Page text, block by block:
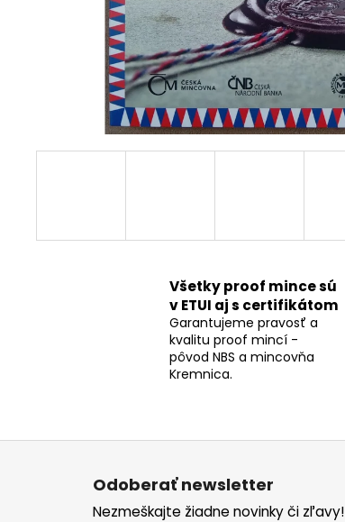
Všetky proof mince sú
v ETUI aj s certifikátom
Garantujeme pravosť a
kvalitu proof mincí -
pôvod NBS a mincovňa
Kremnica.
Z
Odoberať newsletter
Nezmeškajte žiadne novinky či zľavy!